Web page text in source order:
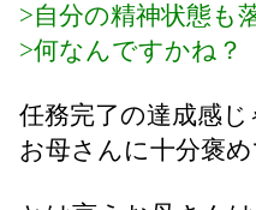
>自分の精神状態も
>何なんですかね？
任務完了の達成感じ
お母さんに十分褒